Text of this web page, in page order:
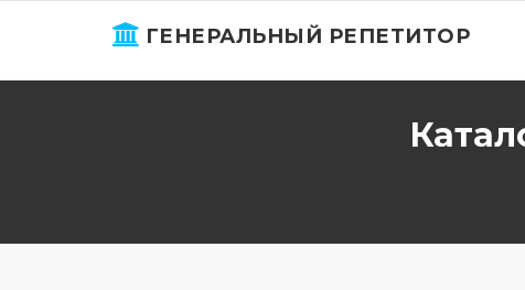
ГЕНЕРАЛЬНЫЙ РЕПЕТИТОР